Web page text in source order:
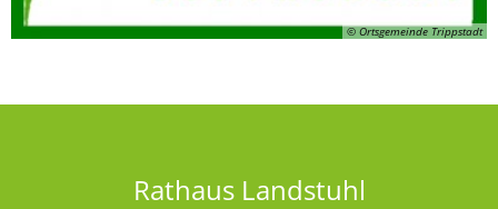
© Ortsgemeinde Trippstadt
Rathaus Landstuhl